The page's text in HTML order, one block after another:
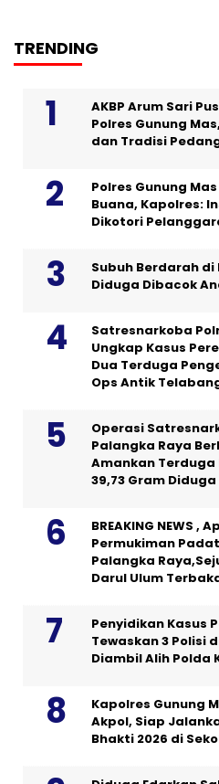
TRENDING
AKBP Arum Sari
Polres Gunung
dan Tradisi
Polres Gunung
Buana, Kapolres:
Dikotori
Subuh Berdarah di
Diduga Dibacok
Satresnarkoba
Ungkap Kasus
Dua Terduga
Ops Antik
Operasi
Palangka Raya
Amankan
39,73 Gram
BREAKING NEWS ,
Permukiman
Palangka
Darul Ulum
Penyidikan Kasus
Tewaskan 3 Polisi
Diambil Alih Polda
Kapolres Gunung
Akpol, Siap
Bhakti 2026 di